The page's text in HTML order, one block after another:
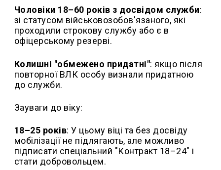
Чоловіки 18–60 років з досвідом служби:
зі статусом військовозобов'язаного, які
проходили строкову службу або є в
офіцерському резерві.
Колишні "обмежено придатні": якщо після
повторної ВЛК особу визнали придатною
до служби.
Зауваги до віку:
18–25 років: У цьому віці та без досвіду
мобілізації не підлягають, але можливо
підписати спеціальний "Контракт 18–24" і
стати добровольцем.